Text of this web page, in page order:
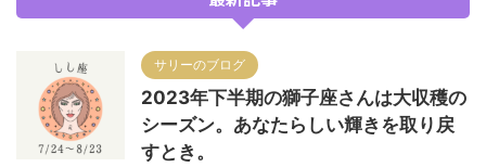
サリーのブログ
2023年下半期の獅子座さんは大収穫の
シーズン。あなたらしい輝きを取り戻
すとき。